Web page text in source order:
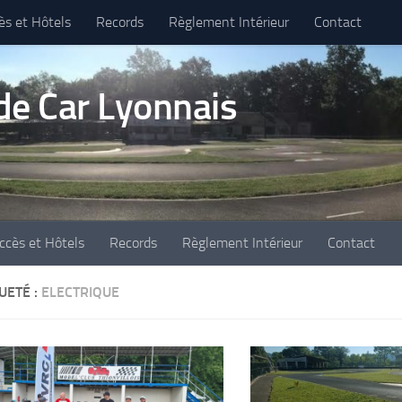
et Hôtels Records Règlement Intérieur Contact
Car Lyonnais
et Hôtels Records Règlement Intérieur Contact
: ELECTRIQUE